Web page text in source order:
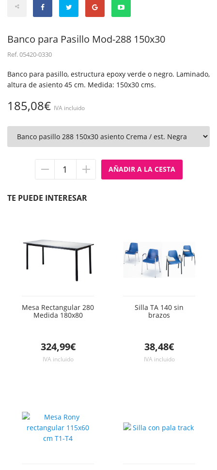
Banco para Pasillo Mod-288 150x30
Ref.05420-0330
Banco para pasillo, estructura epoxy verde o negro. Laminado,
altura de asiento 45 cm. Medida: 150x30 cms.
185,08€ IVA incluido
TE PUEDE INTERESAR
Mesa Rectangular 280
Medida 180x80
324,99€
IVA incluido
Silla TA 140 sin
brazos
38,48€
IVA incluido